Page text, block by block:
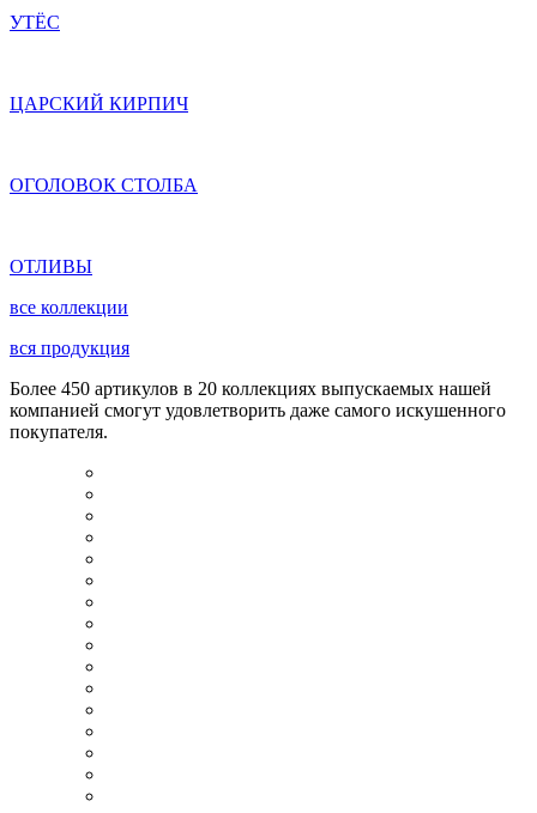
УТЁС
ЦАРСКИЙ КИРПИЧ
ОГОЛОВОК СТОЛБА
ОТЛИВЫ
все коллекции
вся продукция
Более 450 артикулов в 20 коллекциях выпускаемых нашей
компанией смогут удовлетворить даже самого искушенного
покупателя.